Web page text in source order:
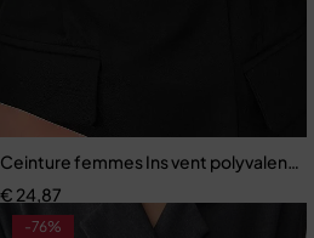
Ceinture femmes Ins vent polyvalent
€ 24,87
-76%